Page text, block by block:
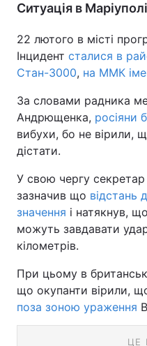
Ситуація в
22 лютого в місті
Інцидент сталися в
Стан-3000, на ММК
За словами радника
Андрющенка, росіяни
вибухи, бо не вірили,
дістати.
У свою чергу
зазначив що відстань
значення і натякнув,
можуть завдавати
кілометрів.
При цьому в
що окупанти вірили,
поза зоною ураження